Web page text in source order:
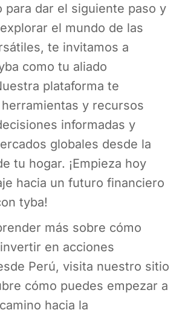
para dar el siguiente paso y
el mundo de las
te invitamos a
como tu aliado
plataforma te
y recursos
informadas y
globales desde la
tu hogar. ¡Empieza hoy
hacia un futuro financiero
tyba!
más sobre cómo
en acciones
Perú, visita nuestro sitio
cómo puedes empezar a
hacia la